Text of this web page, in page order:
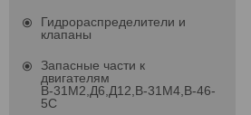
Гидрораспределители и
клапаны
Запасные части к
двигателям
В-31М2,Д6,Д12,В-31М4,В-46-
5С